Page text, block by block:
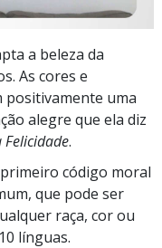
a beleza da
As cores e
positivamente uma
alegre que ela diz
Felicidade.
código moral
que pode ser
raça, cor ou
línguas.